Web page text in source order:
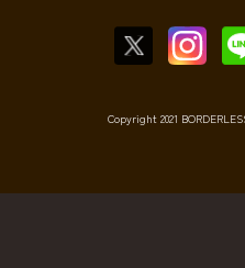
Copyright 2021